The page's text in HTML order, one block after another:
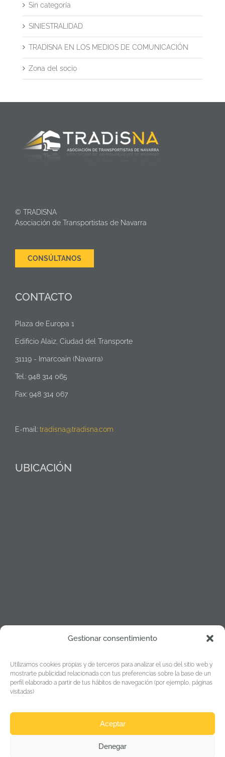
Gestionar consentimiento
Utilizamos cookies propias y de terceros para analizar el uso del sitio web y
mostrarte publicidad relacionada con tus preferencias sobre la base de un
perfil elaborado a partir de tus hábitos de navegación (por ejemplo, páginas
visitadas)
Aceptar
Denegar
Sin categoría
SINIESTRALIDAD
TRADISNA EN LOS MEDIOS DE COMUNICACIÓN
Zona del socio
© TRADISNA
Asociación de Transportistas de Navarra
CONSÚLTANOS
CONTACTO
Plaza de Europa 1
Edificio Alaiz, Ciudad del Transporte
31119 - Imarcoain (Navarra)
Tel.: 948 314 065
Fax: 948 314 067
E-mail: tradisna@tradisna.com
UBICACIÓN
Política de Privacidad
Aviso legal
de Navarra al amparo de la convocatoria de Fomento de la
Empresa Digital Navarra 2024 y 2025”